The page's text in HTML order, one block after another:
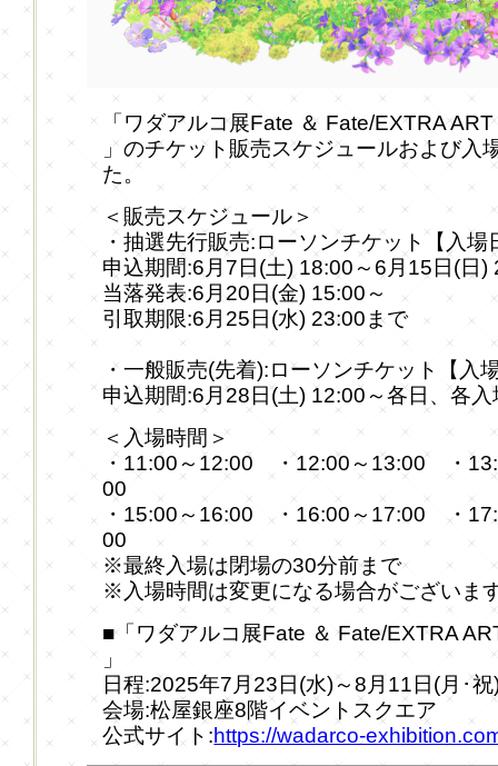
「ワダアルコ展Fate ＆ Fate/EXTRA
」のチケット販売スケジュールおよび入
た。
＜販売スケジュール＞
・抽選先行販売:ローソンチケット【入場
申込期間:6月7日(土) 18:00～6月15日(日)
当落発表:6月20日(金) 15:00～
引取期限:6月25日(水) 23:00まで
・一般販売(先着):ローソンチケット【入
申込期間:6月28日(土) 12:00～各日、各
＜入場時間＞
・11:00～12:00 ・12:00～13:00 ・
00
・15:00～16:00 ・16:00～17:00 ・
00
※最終入場は閉場の30分前まで
※入場時間は変更になる場合がございま
■「ワダアルコ展Fate ＆ Fate/EXTRA
」
日程:2025年7月23日(水)～8月11日(月･祝
会場:松屋銀座8階イベントスクエア
公式サイト:https://wadarco-